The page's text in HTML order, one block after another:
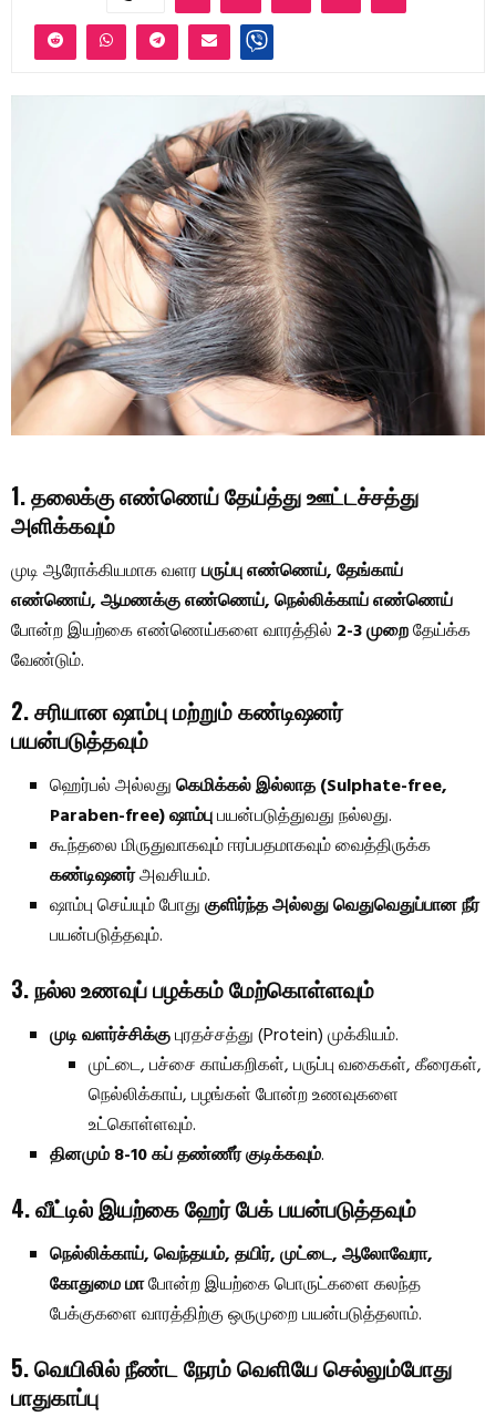
1. தலைக்கு எண்ணெய் தேய்த்து ஊட்டச்சத்து
அளிக்கவும்
முடி ஆரோக்கியமாக வளரபருப்பு எண்ணெய், தேங்காய்
எண்ணெய், ஆமணக்கு எண்ணெய், நெல்லிக்காய் எண்ணெய்
போன்ற இயற்கை எண்ணெய்களை வாரத்தில் 2-3 முறைதேய்க்க
வேண்டும்.
2. சரியான ஷாம்பு மற்றும் கண்டிஷனர்
பயன்படுத்தவும்
ஹெர்பல் அல்லதுகெமிக்கல் இல்லாத (Sulphate-free,
Paraben-free) ஷாம்புபயன்படுத்துவது நல்லது.
கூந்தலை மிருதுவாகவும் ஈரப்பதமாகவும் வைத்திருக்க
கண்டிஷனர்அவசியம்.
ஷாம்பு செய்யும் போதுகுளிர்ந்த அல்லது வெதுவெதுப்பான நீர்
பயன்படுத்தவும்.
3. நல்ல உணவுப் பழக்கம் மேற்கொள்ளவும்
முடி வளர்ச்சிக்குபுரதச்சத்து (Protein) முக்கியம்.
முட்டை, பச்சை காய்கறிகள், பருப்பு வகைகள், கீரைகள்,
நெல்லிக்காய், பழங்கள் போன்ற உணவுகளை
உட்கொள்ளவும்.
தினமும் 8-10 கப் தண்ணீர் குடிக்கவும்.
4. வீட்டில் இயற்கை ஹேர் பேக் பயன்படுத்தவும்
நெல்லிக்காய், வெந்தயம், தயிர், முட்டை, ஆலோவேரா,
கோதுமை மாபோன்ற இயற்கை பொருட்களை கலந்த
பேக்குகளை வாரத்திற்கு ஒருமுறை பயன்படுத்தலாம்.
5. வெயிலில் நீண்ட நேரம் வெளியே செல்லும்போது
பாதுகாப்பு